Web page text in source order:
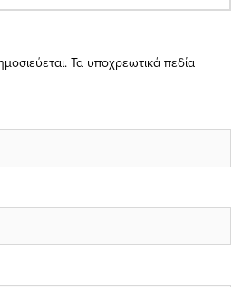
Τα υποχρεωτικά πεδία